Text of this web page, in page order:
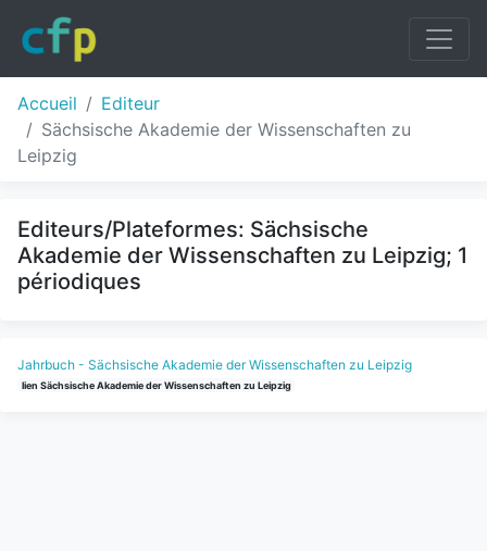
Accueil
Editeur
Sächsische Akademie der Wissenschaften zu
Leipzig
Editeurs/Plateformes: Sächsische
Akademie der Wissenschaften zu Leipzig; 1
périodiques
Jahrbuch - Sächsische Akademie der Wissenschaften zu Leipzig
lien Sächsische Akademie der Wissenschaften zu Leipzig